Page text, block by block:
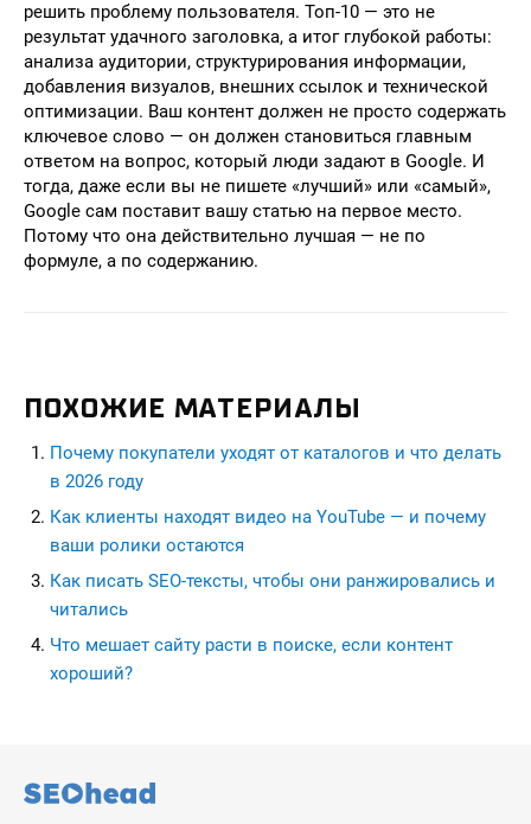
решить проблему пользователя. Топ-10 — это не
результат удачного заголовка, а итог глубокой работы:
анализа аудитории, структурирования информации,
добавления визуалов, внешних ссылок и технической
оптимизации. Ваш контент должен не просто содержать
ключевое слово — он должен становиться главным
ответом на вопрос, который люди задают в Google. И
тогда, даже если вы не пишете «лучший» или «самый»,
Google сам поставит вашу статью на первое место.
Потому что она действительно лучшая — не по
формуле, а по содержанию.
ПОХОЖИЕ МАТЕРИАЛЫ
Почему покупатели уходят от каталогов и что делать
в 2026 году
Как клиенты находят видео на YouTube — и почему
ваши ролики остаются
Как писать SEO-тексты, чтобы они ранжировались и
читались
Что мешает сайту расти в поиске, если контент
хороший?